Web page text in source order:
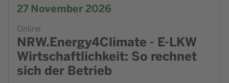
27November 2026
Online
NRW.Energy4Climate - E-LKW
Wirtschaftlichkeit: So rechnet
sich der Betrieb